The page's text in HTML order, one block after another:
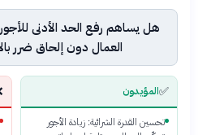
هل يساهم رفع الحد الأدنى
العمال دون إلحاق ضرر
✅المؤيدون
تحسين القدرة الشرائية: زيادة الأجور